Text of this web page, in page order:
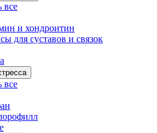
все
и хондроитин
для суставов и связок
все